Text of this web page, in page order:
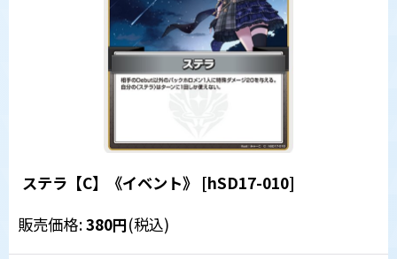
ステラ【C】《イベント》 [hSD17-010]
販売価格:380円(税込)